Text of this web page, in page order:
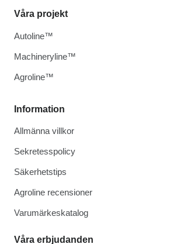
Information
Allmänna villkor
Sekretesspolicy
Säkerhetstips
Agroline recensioner
Varumärkeskatalog
Våra erbjudanden
Våra projekt
Autoline™
Machineryline™
Agroline™